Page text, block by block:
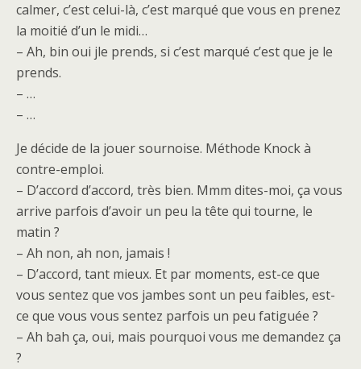
calmer, c’est celui-là, c’est marqué que vous en prenez
la moitié d’un le midi…
– Ah, bin oui jle prends, si c’est marqué c’est que je le
prends.
– …
– …
Je décide de la jouer sournoise. Méthode Knock à
contre-emploi.
– D’accord d’accord, très bien. Mmm dites-moi, ça vous
arrive parfois d’avoir un peu la tête qui tourne, le
matin ?
– Ah non, ah non, jamais !
– D’accord, tant mieux. Et par moments, est-ce que
vous sentez que vos jambes sont un peu faibles, est-
ce que vous vous sentez parfois un peu fatiguée ?
– Ah bah ça, oui, mais pourquoi vous me demandez ça
?